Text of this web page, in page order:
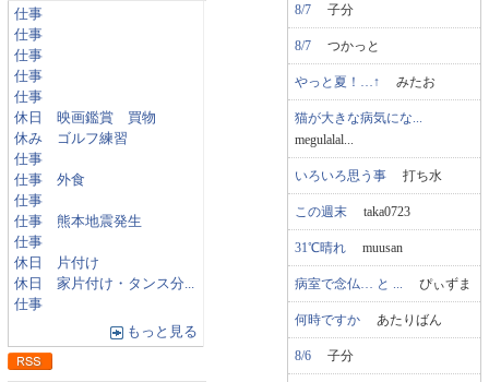
仕事
仕事
仕事
仕事
仕事
休日 映画鑑賞 買物
休み ゴルフ練習
仕事
仕事 外食
仕事
仕事 熊本地震発生
仕事
休日 片付け
休日 家片付け・タンス分...
仕事
もっと見る
8/7 子分
8/7 つかっと
やっと夏！…↑ みたお
猫が大きな病気にな...
megulalal...
いろいろ思う事 打ち水
この週末 taka0723
31℃晴れ muusan
病室で念仏… と ... ぴぃずま
何時ですか あたりばん
8/6 子分